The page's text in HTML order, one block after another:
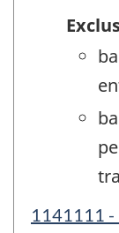
1141111 -